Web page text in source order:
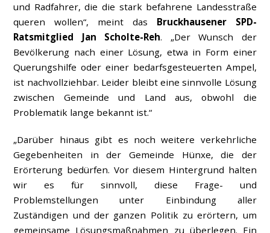
und Radfahrer, die die stark befahrene Landesstraße
queren wollen“, meint das Bruckhausener SPD-
Ratsmitglied Jan Scholte-Reh. „Der Wunsch der
Bevölkerung nach einer Lösung, etwa in Form einer
Querungshilfe oder einer bedarfsgesteuerten Ampel,
ist nachvollziehbar. Leider bleibt eine sinnvolle Lösung
zwischen Gemeinde und Land aus, obwohl die
Problematik lange bekannt ist.“
„Darüber hinaus gibt es noch weitere verkehrliche
Gegebenheiten in der Gemeinde Hünxe, die der
Erörterung bedürfen. Vor diesem Hintergrund halten
wir es für sinnvoll, diese Frage- und
Problemstellungen unter Einbindung aller
Zuständigen und der ganzen Politik zu erörtern, um
gemeinsame Lösungsmaßnahmen zu überlegen. Ein